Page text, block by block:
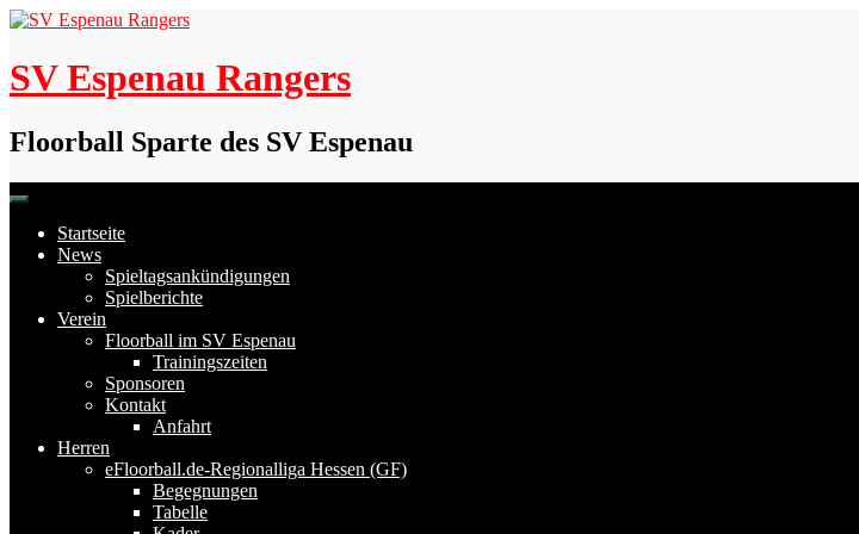
Skip
content
SV Espenau Rangers
Floorball Sparte des SV Espenau
Startseite
News
Spieltagsankündigungen
Spielberichte
Verein
Floorball im SV Espenau
Trainingszeiten
Sponsoren
Kontakt
Anfahrt
Herren
eFloorball.de-Regionalliga Hessen (GF)
Begegnungen
Tabelle